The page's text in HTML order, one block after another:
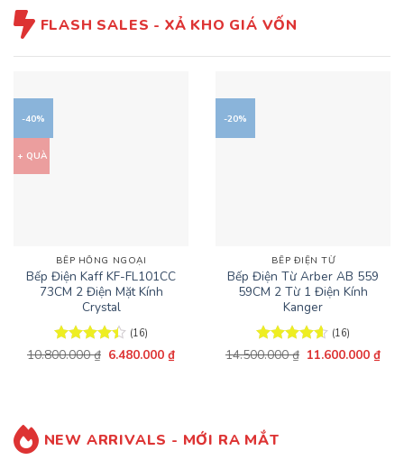
FLASH SALES - XẢ KHO GIÁ VỐN
-40%
+ QUÀ
BẾP HỒNG NGOẠI
Bếp Điện Kaff KF-FL101CC
73CM 2 Điện Mặt Kính
Crystal
Được xếp
(16)
10.800.000₫ Giá
6.480.000₫Giá
-20%
BẾP ĐIỆN TỪ
Bếp Điện Từ Arber AB 559
59CM 2 Từ 1 Điện Kính
Kanger
Được xếp
(16)
14.500.000₫ Giá
11.600.000₫Giá
NEW ARRIVALS - MỚI RA MẮT